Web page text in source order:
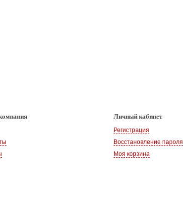
Личный кабинет
Регистрация
Восстановление пароля
Моя корзина